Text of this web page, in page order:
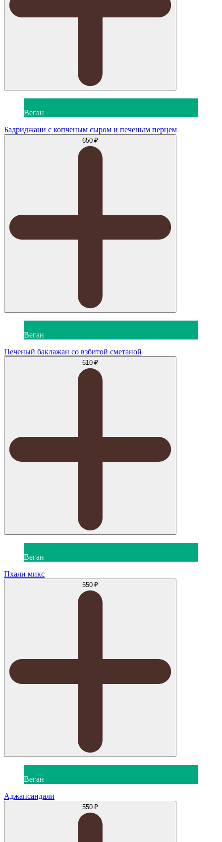
Веган
Бадриджани с копченым сыром и печеным перцем
650 ₽
Веган
Печеный баклажан со взбитой сметаной
610 ₽
Веган
Пхали микс
550 ₽
Веган
Аджапсандали
550 ₽